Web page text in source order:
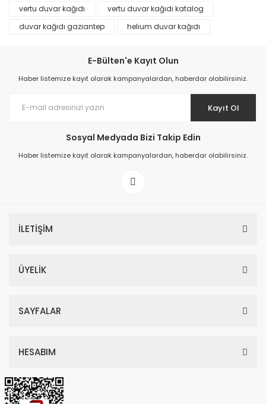
Prime ArtDECO Duvar Kağıdı Tutkalı 500 gr
149,00 TL
vertu duvar kağıdı
vertu duvar kağıdı katalog
duvar kağıdı gaziantep
helium duvar kağıdı
E-Bülten'e Kayıt Olun
Haber listemize kayıt olarak kampanyalardan, haberdar olabilirsiniz.
Kayıt Ol
Sosyal Medyada Bizi Takip Edin
Haber listemize kayıt olarak kampanyalardan, haberdar olabilirsiniz.
İLETİŞİM
ÜYELİK
SAYFALAR
HESABIM